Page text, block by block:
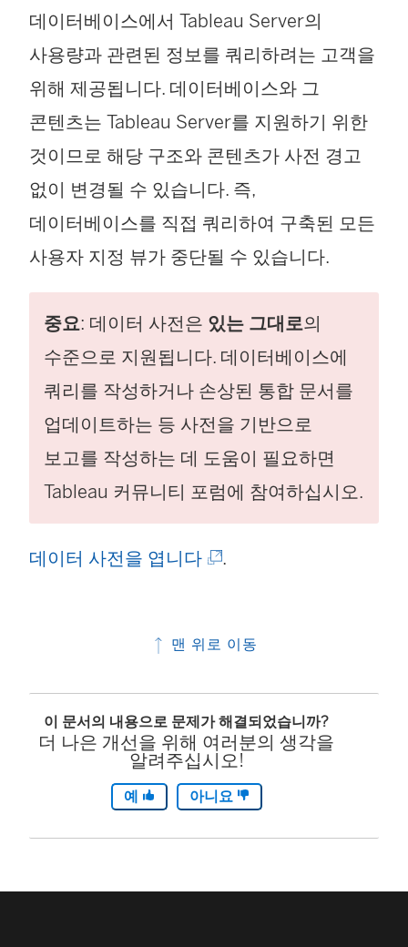
데이터베이스에서 Tableau Server의
사용량과 관련된 정보를 쿼리하려는 고객을
위해 제공됩니다. 데이터베이스와 그
콘텐츠는 Tableau Server를 지원하기 위한
것이므로 해당 구조와 콘텐츠가 사전 경고
없이 변경될 수 있습니다. 즉,
데이터베이스를 직접 쿼리하여 구축된 모든
사용자 지정 뷰가 중단될 수 있습니다.
중요: 데이터 사전은 있는 그대로의
수준으로 지원됩니다. 데이터베이스에
쿼리를 작성하거나 손상된 통합 문서를
업데이트하는 등 사전을 기반으로
보고를 작성하는 데 도움이 필요하면
Tableau 커뮤니티 포럼에 참여하십시오.
데이터 사전을 엽니다(
가
새
창
에
서
)
.
맨 위로 이동
이 문서의 내용으로 문제가 해결되었습니까?
더 나은 개선을 위해 여러분의 생각을
알려주십시오!
예 아니요